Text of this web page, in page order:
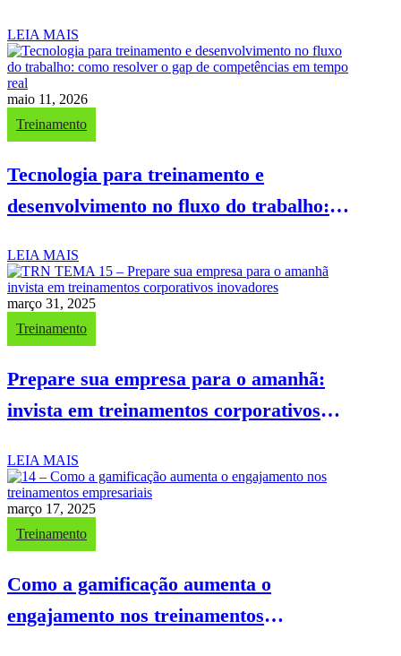
LEIA MAIS
maio 11, 2026
Treinamento
Tecnologia para treinamento e
desenvolvimento no fluxo do trabalho:
tempo real
LEIA MAIS
março 31, 2025
Treinamento
Prepare sua empresa para o amanhã:
invista em treinamentos corporativos
LEIA MAIS
março 17, 2025
Treinamento
Como a gamificação aumenta o
engajamento nos treinamentos